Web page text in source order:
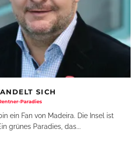
SICH
Paradies
ein Fan von Madeira. Die Insel ist
grünes Paradies, das...